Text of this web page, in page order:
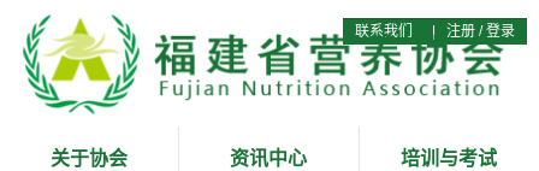
联系我们 | 注册 /登录
关于协会 资讯中心 培训与考试